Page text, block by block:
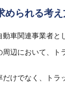
められる考え
車関連事業者と
辺において、
けでなく、ト